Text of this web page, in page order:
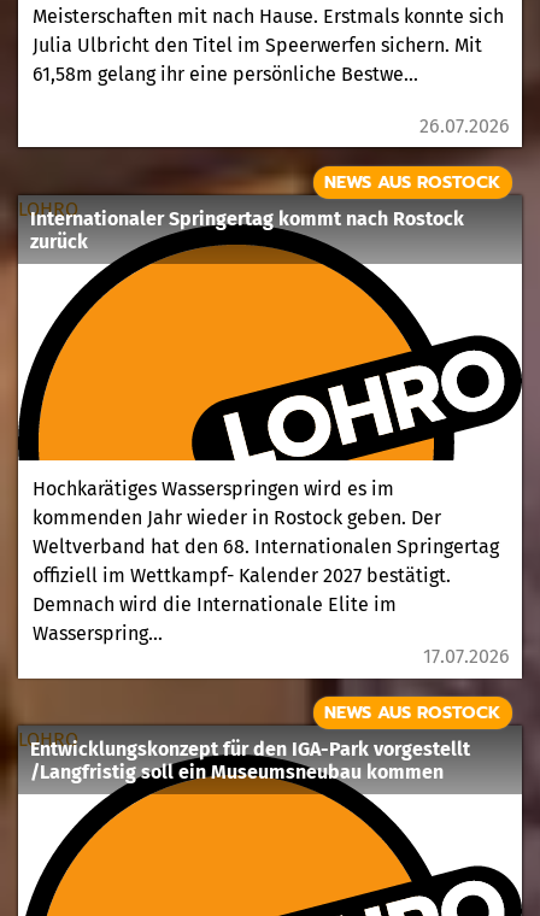
Meisterschaften mit nach Hause. Erstmals konnte sich
Julia Ulbricht den Titel im Speerwerfen sichern. Mit
61,58m gelang ihr eine persönliche Bestwe...
26.07.2026
LOHRO
Internationaler Springertag kommt nach Rostock
zurück
NEWS AUS ROSTOCK
Hochkarätiges Wasserspringen wird es im
kommenden Jahr wieder in Rostock geben. Der
Weltverband hat den 68. Internationalen Springertag
offiziell im Wettkampf- Kalender 2027 bestätigt.
Demnach wird die Internationale Elite im
Wasserspring...
17.07.2026
LOHRO
Entwicklungskonzept für den IGA-Park vorgestellt
/Langfristig soll ein Museumsneubau kommen
NEWS AUS ROSTOCK